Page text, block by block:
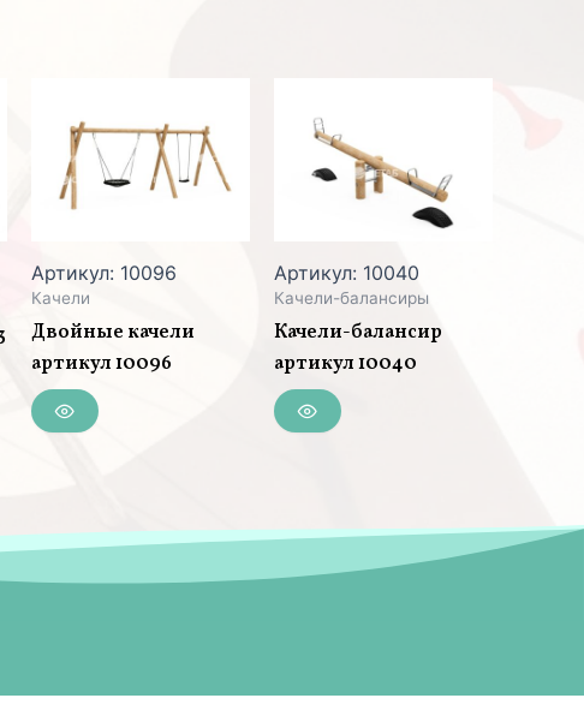
Артикул: 10096
Качели
Двойные качели
артикул 10096
Артикул: 10040
Качели-балансиры
Качели-балансир
артикул 10040